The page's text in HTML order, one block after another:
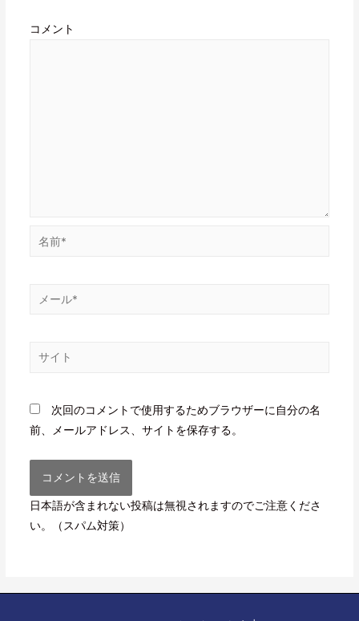
コメント
次回のコメントで使用するためブラウザーに自分の名
前、メールアドレス、サイトを保存する。
日本語が含まれない投稿は無視されますのでご注意くださ
い。（スパム対策）